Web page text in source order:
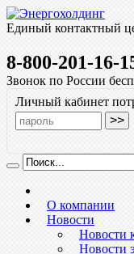
Единый контактный
8-800-201-16-
Звонок по России
Личный кабинет
О компании
Новости
Новости
Новости